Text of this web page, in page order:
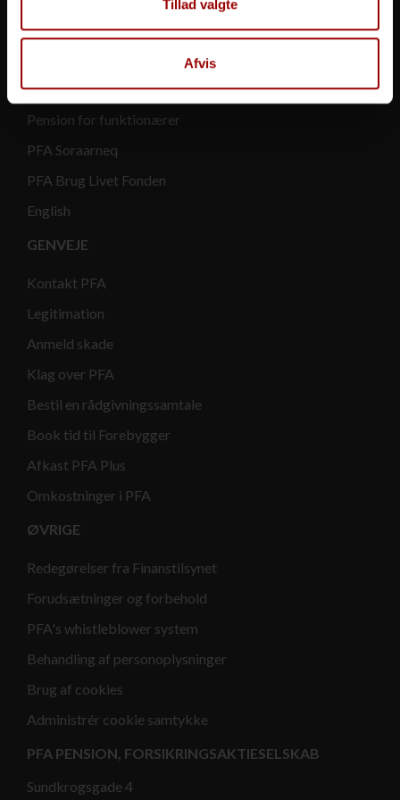
Tillad valgte
Afvis
PFA Ejendomme
PFA Invest
Pension for funktionærer
PFA Soraarneq
PFA Brug Livet Fonden
English
GENVEJE
Kontakt PFA
Legitimation
Anmeld skade
Klag over PFA
Bestil en rådgivningssamtale
Book tid til Forebygger
Afkast PFA Plus
Omkostninger i PFA
ØVRIGE
Redegørelser fra Finanstilsynet
Forudsætninger og forbehold
PFA's whistleblower system
Behandling af personoplysninger
Brug af cookies
Administrér cookie samtykke
PFA PENSION, FORSIKRINGSAKTIESELSKAB
Sundkrogsgade 4